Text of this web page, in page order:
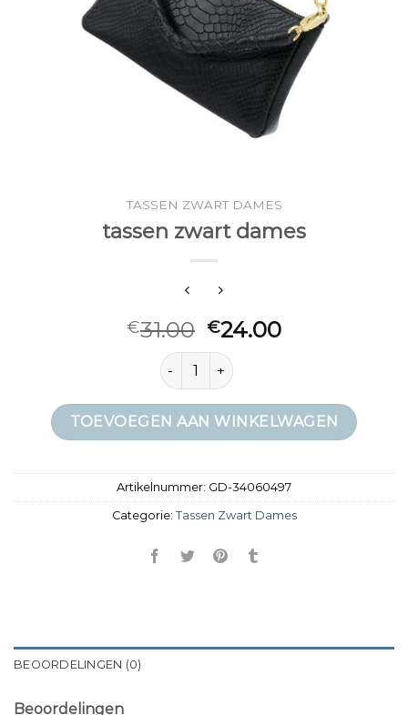
TASSEN ZWART DAMES
tassen zwart dames
€31.00 €24.00
tassen zwart dames aantal
TOEVOEGEN AAN WINKELWAGEN
Artikelnummer: GD-34060497
Categorie: Tassen Zwart Dames
BEOORDELINGEN (0)
Beoordelingen